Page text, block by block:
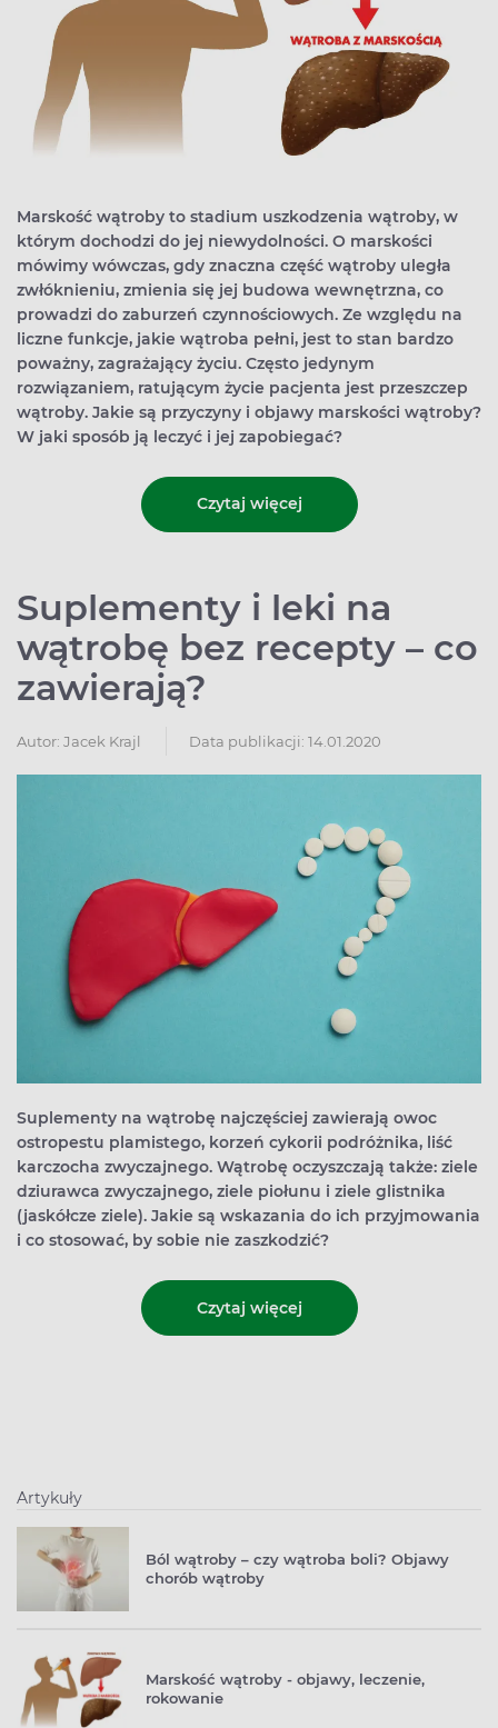
Marskość wątroby to stadium uszkodzenia wątroby, w
którym dochodzi do jej niewydolności. O marskości
mówimy wówczas, gdy znaczna część wątroby uległa
zwłóknieniu, zmienia się jej budowa wewnętrzna, co
prowadzi do zaburzeń czynnościowych. Ze względu na
liczne funkcje, jakie wątroba pełni, jest to stan bardzo
poważny, zagrażający życiu. Często jedynym
rozwiązaniem, ratującym życie pacjenta jest przeszczep
wątroby. Jakie są przyczyny i objawy marskości wątroby?
W jaki sposób ją leczyć i jej zapobiegać?
Czytaj więcej
Suplementy i leki na
wątrobę bez recepty – co
zawierają?
Autor: Jacek Krajl Data publikacji: 14.01.2020
Suplementy na wątrobę najczęściej zawierają owoc
ostropestu plamistego, korzeń cykorii podróżnika, liść
karczocha zwyczajnego. Wątrobę oczyszczają także: ziele
dziurawca zwyczajnego, ziele piołunu i ziele glistnika
(jaskółcze ziele). Jakie są wskazania do ich przyjmowania
i co stosować, by sobie nie zaszkodzić?
Czytaj więcej
Artykuły
Ból wątroby – czy wątroba boli? Objawy
chorób wątroby
Marskość wątroby - objawy, leczenie,
rokowanie